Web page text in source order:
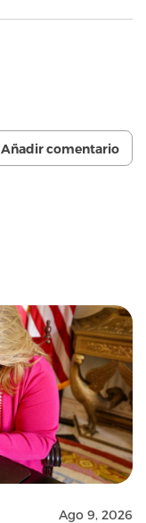
Añadir comentario
Ago 9, 2026